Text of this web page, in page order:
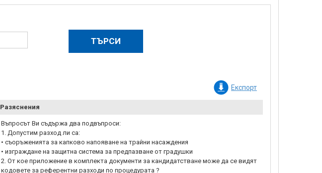
Експорт
Разяснения
Въпросът Ви съдържа два подвъпроси:
1. Допустим разход ли са:
• съоръженията за капково напояване на трайни насаждения
• изграждане на защитна система за предпазване от градушки
2. От кое приложение в комплекта документи за кандидатстване може да се видят
кодовете за референтни разходи по процедурата ?